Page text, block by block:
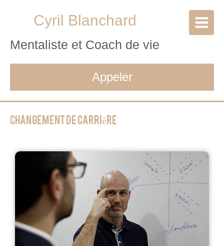
Cyril Blanchard
Mentaliste et Coach de vie
Appeler
Changement de carrière